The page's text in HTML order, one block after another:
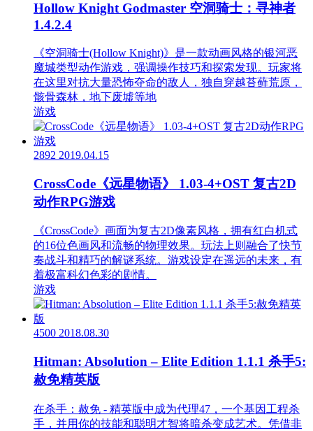
Hollow Knight Godmaster 空洞骑士：寻神者
1.4.2.4
《空洞骑士(Hollow Knight)》是一款动画风格的银河恶
魔城类型动作游戏，强调操作技巧和探索发现。玩家将
在这里对抗大量恐怖夺命的敌人，独自穿越苔藓荒原，
骸骨森林，地下废墟等地
游戏
2892 2019.04.15
CrossCode《远星物语》 1.03-4+OST 复古2D
动作RPG游戏
《CrossCode》画面为复古2D像素风格，拥有红白机式
的16位色画风和流畅的物理效果。玩法上则融合了快节
奏战斗和精巧的解谜系统。游戏设定在遥远的未来，有
着极富科幻色彩的剧情。
游戏
4500 2018.08.30
Hitman: Absolution – Elite Edition 1.1.1 杀手5:
赦免精英版
在杀手：赦免 - 精英版中成为代理47，一个基因工程杀
手，并用你的技能和聪明才智将暗杀变成艺术。凭借非